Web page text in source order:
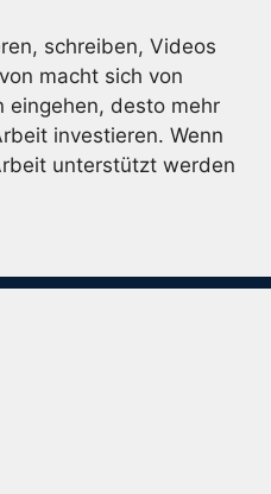
schreiben, Videos
macht sich von
eingehen, desto mehr
investieren. Wenn
unterstützt werden